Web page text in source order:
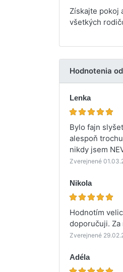
Získajte pokoj
všetkých
Hodnotenia
Lenka
Bylo fajn
alespoň
nikdy jsem
Zverejnené
Nikola
Hodnotím
doporučuji. Za
Zverejnené
Adéla